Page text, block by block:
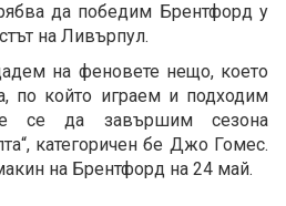
да победим Брентфорд у
на Ливърпул.
на феновете нещо, което
по който играем и подходим
се да завършим сезона
категоричен бе Джо Гомес.
на Брентфорд на 24 май.